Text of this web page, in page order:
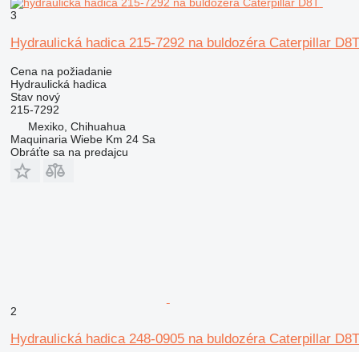
3
Hydraulická hadica 215-7292 na buldozéra Caterpillar D8T
Cena na požiadanie
Hydraulická hadica
Stavnový
215-7292
Mexiko, Chihuahua
Maquinaria Wiebe Km 24 Sa
Obráťte sa na predajcu
2
Hydraulická hadica 248-0905 na buldozéra Caterpillar D8T